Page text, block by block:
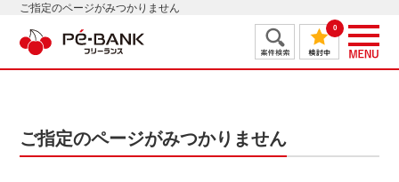
ご指定のページがみつかりません
0
ご指定のページがみつかりません